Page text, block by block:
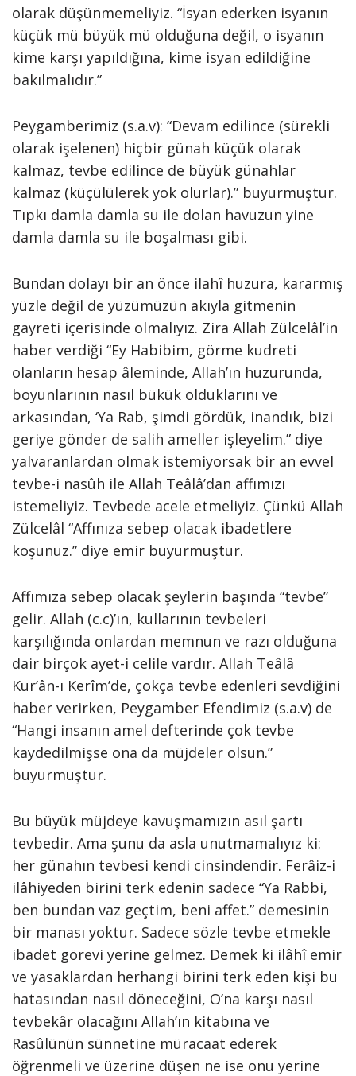
olarak düşünmemeliyiz. “İsyan ederken isyanın
küçük mü büyük mü olduğuna değil, o isyanın
kime karşı yapıldığına, kime isyan edildiğine
bakılmalıdır.”
Peygamberimiz (s.a.v): “Devam edilince (sürekli
olarak işelenen) hiçbir günah küçük olarak
kalmaz, tevbe edilince de büyük günahlar
kalmaz (küçülülerek yok olurlar).” buyurmuştur.
Tıpkı damla damla su ile dolan havuzun yine
damla damla su ile boşalması gibi.
Bundan dolayı bir an önce ilahî huzura, kararmış
yüzle değil de yüzümüzün akıyla gitmenin
gayreti içerisinde olmalıyız. Zira Allah Zülcelâl’in
haber verdiği “Ey Habibim, görme kudreti
olanların hesap âleminde, Allah’ın huzurunda,
boyunlarının nasıl bükük olduklarını ve
arkasından, ‘Ya Rab, şimdi gördük, inandık, bizi
geriye gönder de salih ameller işleyelim.” diye
yalvaranlardan olmak istemiyorsak bir an evvel
tevbe-i nasûh ile Allah Teâlâ’dan affımızı
istemeliyiz. Tevbede acele etmeliyiz. Çünkü Allah
Zülcelâl “Affınıza sebep olacak ibadetlere
koşunuz.” diye emir buyurmuştur.
Affımıza sebep olacak şeylerin başında “tevbe”
gelir. Allah (c.c)’ın, kullarının tevbeleri
karşılığında onlardan memnun ve razı olduğuna
dair birçok ayet-i celile vardır. Allah Teâlâ
Kur’ân-ı Kerîm’de, çokça tevbe edenleri sevdiğini
haber verirken, Peygamber Efendimiz (s.a.v) de
“Hangi insanın amel defterinde çok tevbe
kaydedilmişse ona da müjdeler olsun.”
buyurmuştur.
Bu büyük müjdeye kavuşmamızın asıl şartı
tevbedir. Ama şunu da asla unutmamalıyız ki:
her günahın tevbesi kendi cinsindendir. Ferâiz-i
ilâhiyeden birini terk edenin sadece “Ya Rabbi,
ben bundan vaz geçtim, beni affet.” demesinin
bir manası yoktur. Sadece sözle tevbe etmekle
ibadet görevi yerine gelmez. Demek ki ilâhî emir
ve yasaklardan herhangi birini terk eden kişi bu
hatasından nasıl döneceğini, O’na karşı nasıl
tevbekâr olacağını Allah’ın kitabına ve
Rasûlünün sünnetine müracaat ederek
öğrenmeli ve üzerine düşen ne ise onu yerine